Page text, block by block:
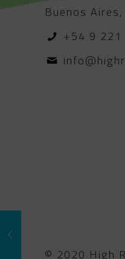
Buenos
+54 9
© 2020 High